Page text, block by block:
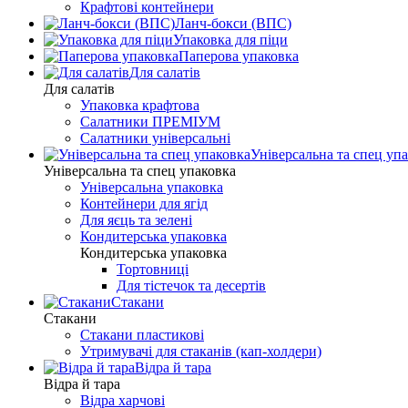
Крафтові контейнери
Ланч-бокси (ВПС)
Упаковка для піци
Паперова упаковка
Для салатів
Для салатів
Упаковка крафтова
Салатники ПРЕМІУМ
Салатники універсальні
Універсальна та спец
Універсальна та спец упаковка
Універсальна упаковка
Контейнери для ягід
Для яєць та зелені
Кондитерська упаковка
Кондитерська упаковка
Тортовниці
Для тістечок та десертів
Стакани
Стакани
Стакани пластикові
Утримувачі для стаканів (кап-холдери)
Відра й тара
Відра й тара
Відра харчові